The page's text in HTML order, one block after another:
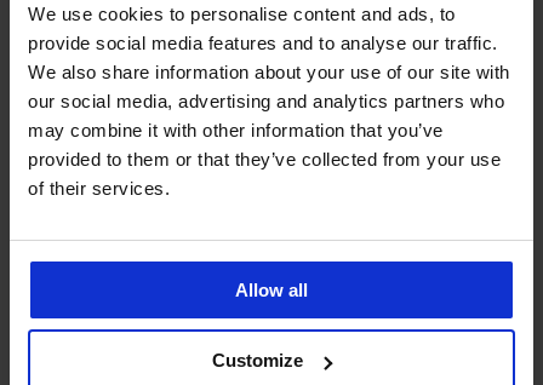
We use cookies to personalise content and ads, to
provide social media features and to analyse our traffic.
We also share information about your use of our site with
our social media, advertising and analytics partners who
may combine it with other information that you’ve
provided to them or that they’ve collected from your use
of their services.
Allow all
Customize
info@astratex.cz
Newsletter
Nenechte si ujít žádnou slevu.
SLUŽBY ZÁKAZNÍKŮM